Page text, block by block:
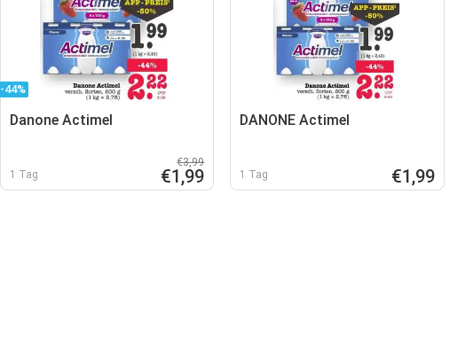
-44%
Danone Actimel
1 Tag
€3,99
€1,99
DANONE Actimel
1 Tag €1,99